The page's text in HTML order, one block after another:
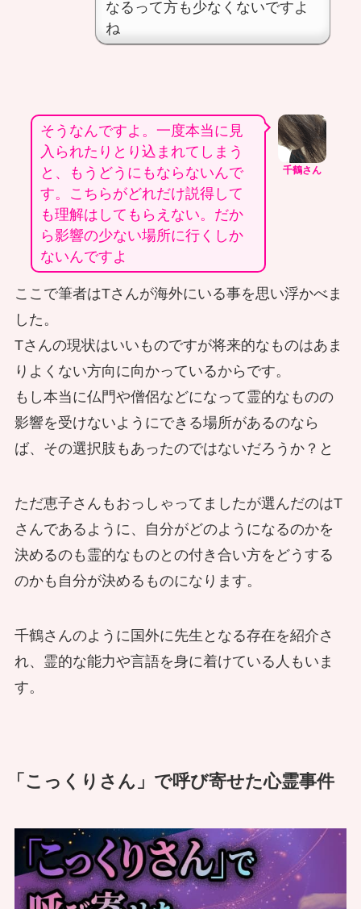
なるって方も少なくないですよ
ね
千鶴さん
そうなんですよ。一度本当に見
入られたりとり込まれてしまう
と、もうどうにもならないんで
す。こちらがどれだけ説得して
も理解はしてもらえない。だか
ら影響の少ない場所に行くしか
ないんですよ
ここで筆者はTさんが海外にいる事を思い浮かべま
した。
Tさんの現状はいいものですが将来的なものはあま
りよくない方向に向かっているからです。
もし本当に仏門や僧侶などになって霊的なものの
影響を受けないようにできる場所があるのなら
ば、その選択肢もあったのではないだろうか？と
ただ恵子さんもおっしゃってましたが選んだのはT
さんであるように、自分がどのようになるのかを
決めるのも霊的なものとの付き合い方をどうする
のかも自分が決めるものになります。
千鶴さんのように国外に先生となる存在を紹介さ
れ、霊的な能力や言語を身に着けている人もいま
す。
「こっくりさん」で呼び寄せた心霊事件